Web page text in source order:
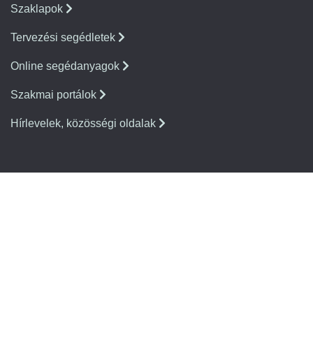
Szaklapok
Tervezési segédletek
Online segédanyagok
Szakmai portálok
Hírlevelek, közösségi oldalak